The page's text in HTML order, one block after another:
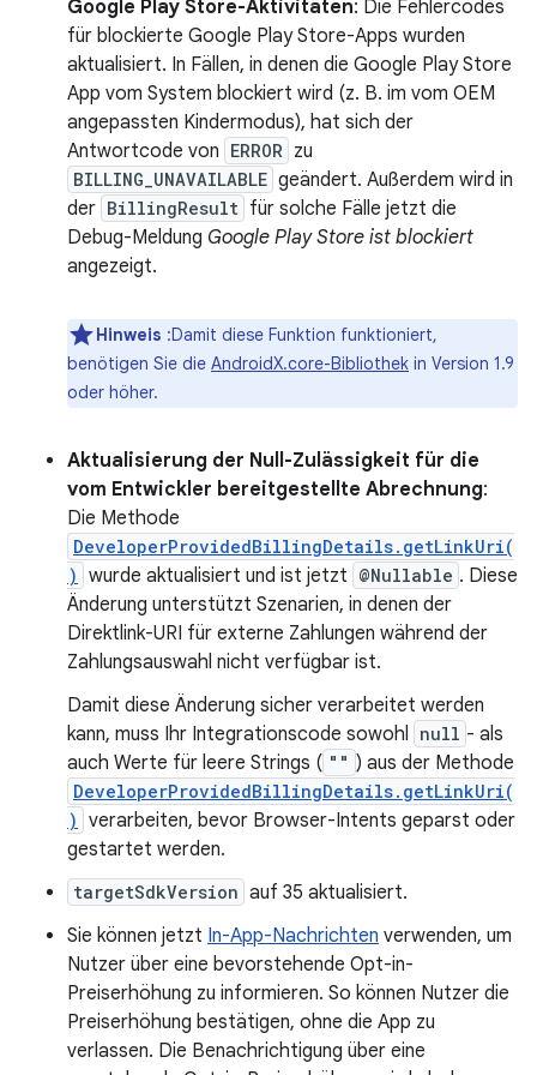
Google Play Store-Aktivitäten: Die Fehlercodes
für blockierte Google Play Store-Apps wurden
aktualisiert. In Fällen, in denen die Google Play Store
App vom System blockiert wird (z. B. im vom OEM
angepassten Kindermodus), hat sich der
Antwortcode von ERROR zu
BILLING_UNAVAILABLE geändert. Außerdem wird in
der BillingResult für solche Fälle jetzt die
Debug-Meldung Google Play Store ist blockiert
angezeigt.
Hinweis :Damit diese Funktion funktioniert,
benötigen Sie die AndroidX.core-Bibliothek in Version 1.9
oder höher.
Aktualisierung der Null-Zulässigkeit für die
vom Entwickler bereitgestellte Abrechnung:
Die Methode
DeveloperProvidedBillingDetails.getLinkUri(
) wurde aktualisiert und ist jetzt @Nullable . Diese
Änderung unterstützt Szenarien, in denen der
Direktlink-URI für externe Zahlungen während der
Zahlungsauswahl nicht verfügbar ist.
Damit diese Änderung sicher verarbeitet werden
kann, muss Ihr Integrationscode sowohl null - als
auch Werte für leere Strings ( "" ) aus der Methode
DeveloperProvidedBillingDetails.getLinkUri(
) verarbeiten, bevor Browser-Intents geparst oder
gestartet werden.
targetSdkVersion auf 35 aktualisiert.
Sie können jetzt In-App-Nachrichten verwenden, um
Nutzer über eine bevorstehende Opt-in-
Preiserhöhung zu informieren. So können Nutzer die
Preiserhöhung bestätigen, ohne die App zu
verlassen. Die Benachrichtigung über eine